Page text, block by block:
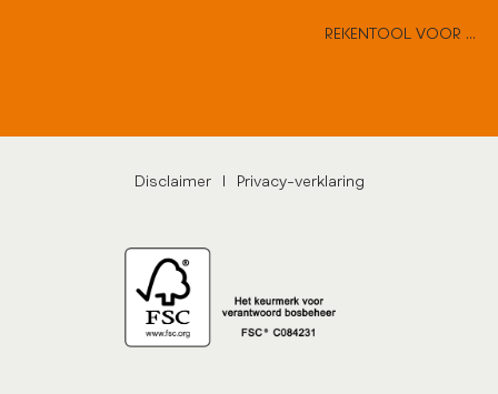
REKENTOOL VOOR HARD HOUTEN DEUREN
Disclaimer | Privacy-verklaring